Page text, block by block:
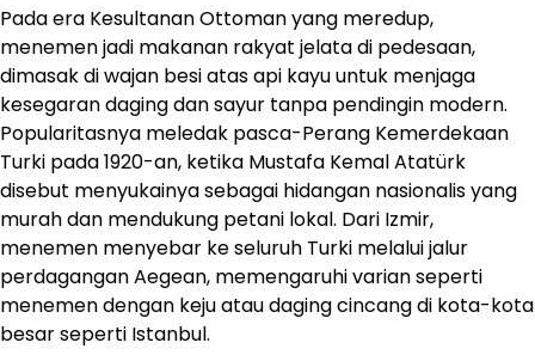
Pada era Kesultanan Ottoman yang meredup,
menemen jadi makanan rakyat jelata di pedesaan,
dimasak di wajan besi atas api kayu untuk menjaga
kesegaran daging dan sayur tanpa pendingin modern.
Popularitasnya meledak pasca-Perang Kemerdekaan
Turki pada 1920-an, ketika Mustafa Kemal Atatürk
disebut menyukainya sebagai hidangan nasionalis yang
murah dan mendukung petani lokal. Dari Izmir,
menemen menyebar ke seluruh Turki melalui jalur
perdagangan Aegean, memengaruhi varian seperti
menemen dengan keju atau daging cincang di kota-kota
besar seperti Istanbul.